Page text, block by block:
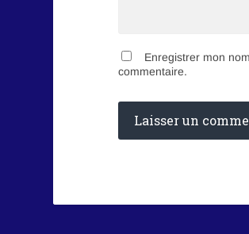
Enregistrer mon
commentaire.